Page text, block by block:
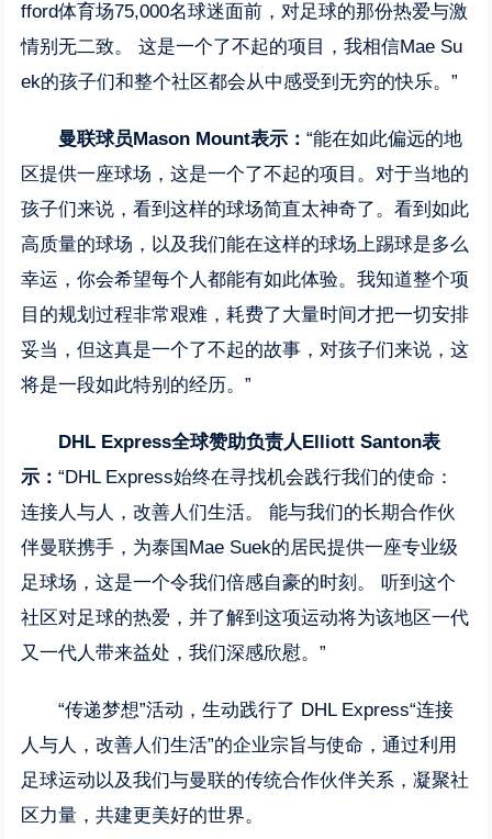
fford体育场75,000名球迷面前，对足球的那份热爱与激
情别无二致。 这是一个了不起的项目，我相信Mae Su
ek的孩子们和整个社区都会从中感受到无穷的快乐。”
曼联球员Mason Mount表示：“能在如此偏远的地
区提供一座球场，这是一个了不起的项目。对于当地的
孩子们来说，看到这样的球场简直太神奇了。看到如此
高质量的球场，以及我们能在这样的球场上踢球是多么
幸运，你会希望每个人都能有如此体验。我知道整个项
目的规划过程非常艰难，耗费了大量时间才把一切安排
妥当，但这真是一个了不起的故事，对孩子们来说，这
将是一段如此特别的经历。”
DHL Express全球赞助负责人Elliott Santon表
示：“DHL Express始终在寻找机会践行我们的使命：
连接人与人，改善人们生活。 能与我们的长期合作伙
伴曼联携手，为泰国Mae Suek的居民提供一座专业级
足球场，这是一个令我们倍感自豪的时刻。 听到这个
社区对足球的热爱，并了解到这项运动将为该地区一代
又一代人带来益处，我们深感欣慰。”
“传递梦想”活动，生动践行了 DHL Express“连接
人与人，改善人们生活”的企业宗旨与使命，通过利用
足球运动以及我们与曼联的传统合作伙伴关系，凝聚社
区力量，共建更美好的世界。